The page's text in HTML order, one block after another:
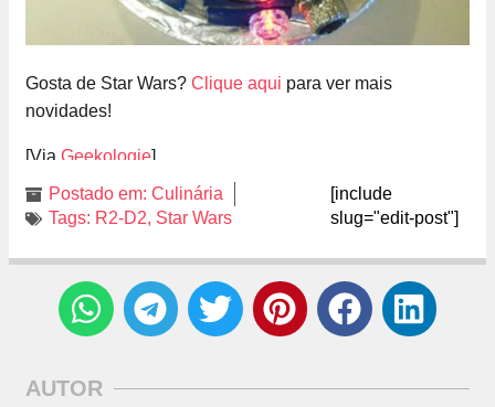
Gosta de Star Wars? Clique aqui para ver mais
novidades!
[Via Geekologie]
Postado em: Culinária
Tags: R2-D2, Star Wars
[include
slug="edit-post"]
AUTOR